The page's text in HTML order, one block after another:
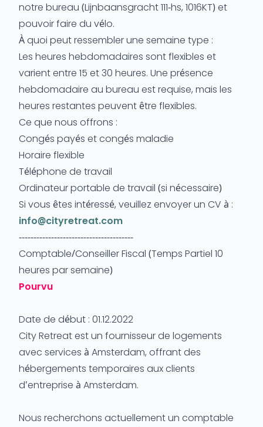
notre bureau (Lijnbaansgracht 111-hs, 1016KT) et
pouvoir faire du vélo.
À quoi peut ressembler une semaine type :
Les heures hebdomadaires sont flexibles et
varient entre 15 et 30 heures. Une présence
hebdomadaire au bureau est requise, mais les
heures restantes peuvent être flexibles.
Ce que nous offrons :
Congés payés et congés maladie
Horaire flexible
Téléphone de travail
Ordinateur portable de travail (si nécessaire)
Si vous êtes intéressé, veuillez envoyer un CV à :
info@cityretreat.com
---------------------------------------
Comptable/Conseiller Fiscal (Temps Partiel 10
heures par semaine)
Pourvu
Date de début : 01.12.2022
City Retreat est un fournisseur de logements
avec services à Amsterdam, offrant des
hébergements temporaires aux clients
d'entreprise à Amsterdam.
Nous recherchons actuellement un comptable